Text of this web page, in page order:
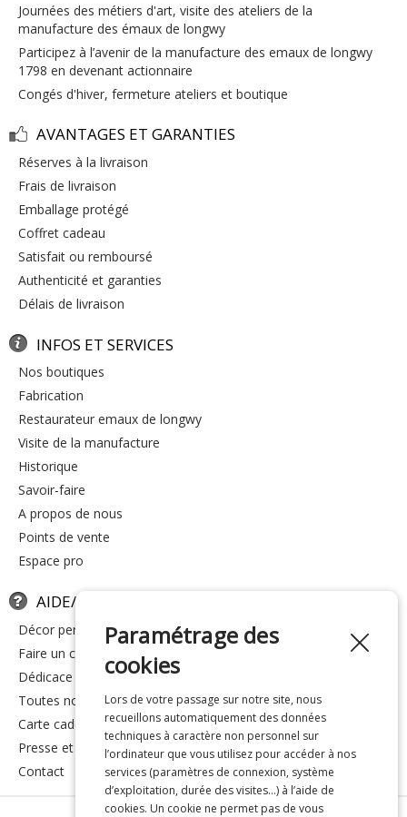
journées des métiers d'art, visite des ateliers de la
manufacture des émaux de longwy
participez à l’avenir de la manufacture des emaux de longwy
1798 en devenant actionnaire
congés d'hiver, fermeture ateliers et boutique
AVANTAGES ET GARANTIES
réserves à la livraison
frais de livraison
emballage protégé
coffret cadeau
satisfait ou remboursé
authenticité et garanties
délais de livraison
INFOS ET SERVICES
nos boutiques
fabrication
restaurateur emaux de longwy
visite de la manufacture
historique
savoir-faire
a propos de nous
points de vente
espace pro
AIDE/FAQ
décor personnalisé
faire un cadeau
dédicace
toutes nos réponses
carte cadeau
presse et média
contact
Paramétrage des
cookies
Lors de votre passage sur notre site, nous
recueillons automatiquement des données
techniques à caractère non personnel sur
l’ordinateur que vous utilisez pour accéder à nos
services (paramètres de connexion, système
d’exploitation, durée des visites…) à l’aide de
cookies. Un cookie ne permet pas de vous